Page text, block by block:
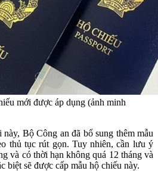
mới được áp dụng (ảnh minh
Bộ Công an đã bổ sung thêm mẫu
thủ tục rút gọn. Tuy nhiên, cần lưu ý
và có thời hạn không quá 12 tháng và
biệt sẽ được cấp mẫu hộ chiếu này.